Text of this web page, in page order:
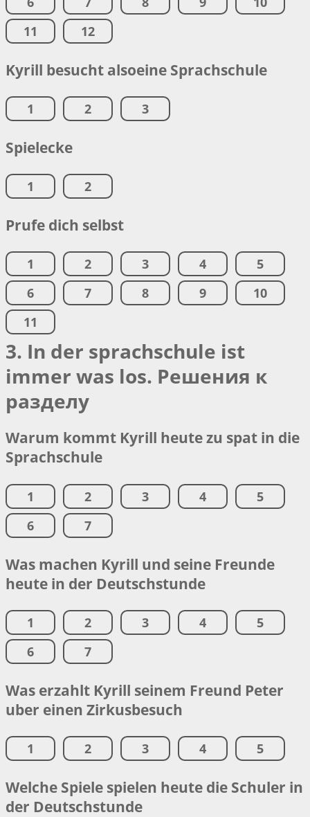
11
12
Kyrill besucht alsoeine Sprachschule
1 2 3
Spielecke
1 2
Prufe dich selbst
1 2 3 4
5
6
7 8 9
10
11
3. In der sprachschule ist
immer was los. Решения к
разделу
Warum kommt Kyrill heute zu spat in die
Sprachschule
1 2 3 4
5
6
7
Was machen Kyrill und seine Freunde
heute in der Deutschstunde
1 2 3 4
5
6
7
Was erzahlt Kyrill seinem Freund Peter
uber einen Zirkusbesuch
1 2 3 4 5
Welche Spiele spielen heute die Schuler in
der Deutschstunde